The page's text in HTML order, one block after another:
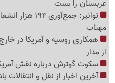
عربستان را بست
توانیر:
مهتاب
همکاری روسیه و آمریکا در
از مدار
سکوت گوترش درباره نقش
آخرین اخبار از نقل و انتقالات